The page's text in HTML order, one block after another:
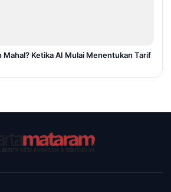
Mahal? Ketika AI Mulai Menentukan Tarif